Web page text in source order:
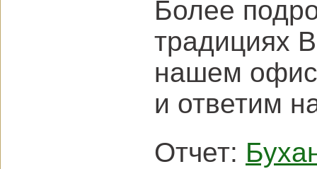
Более
традициях
нашем
и ответим
Отчет: